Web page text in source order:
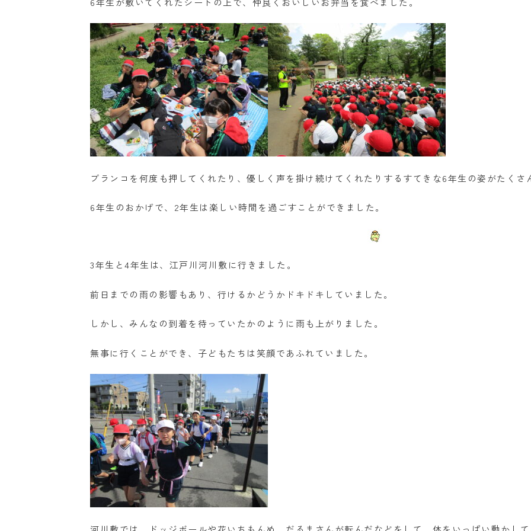
ブランコを何度も押してくれたり、優しく声を掛け続けてくれたりするすてきな6年生の姿がたくさ
6年生のおかげで、2年生は楽しい時間を過ごすことができました。
3年生と4年生は、江戸川河川敷に行きました。
前日までの雨の影響もあり、行けるかどうかドキドキしていました。
しかし、みんなの到着を待っていたかのように雨も上がりました。
無事に行くことができ、子どもたちは笑顔であふれていました。